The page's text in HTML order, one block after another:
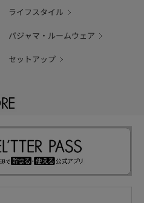
ライフスタイル
パジャマ・ルームウェア
セットアップ